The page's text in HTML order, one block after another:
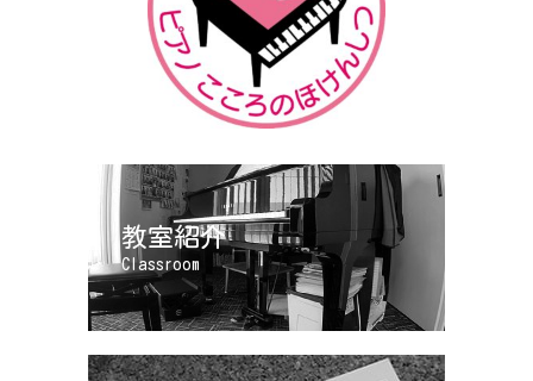
教室紹介
Classroom